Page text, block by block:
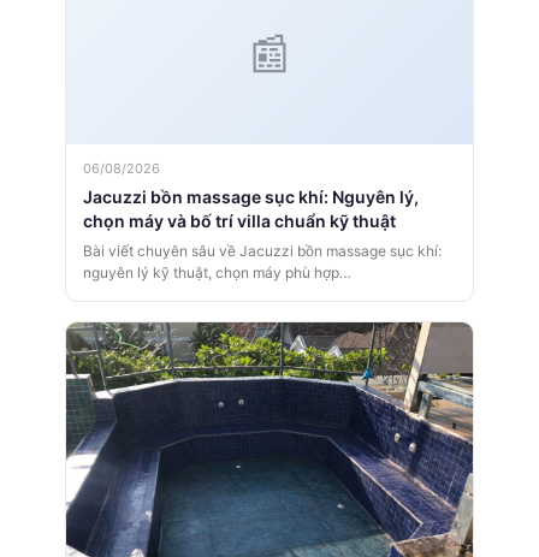
06/08/2026
Jacuzzi bồn massage sục khí: Nguyên lý,
chọn máy và bố trí villa chuẩn kỹ thuật
Bài viết chuyên sâu về Jacuzzi bồn massage sục khí:
nguyên lý kỹ thuật, chọn máy phù hợp…